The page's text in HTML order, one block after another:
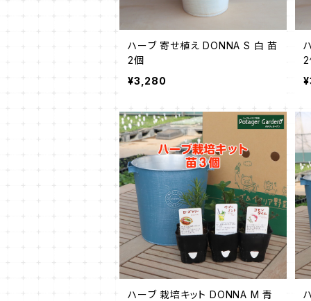
ハーブ 寄せ植え DONNA S 白 苗
2個
¥3,280
ハーブ 栽培キット DONNA M 青